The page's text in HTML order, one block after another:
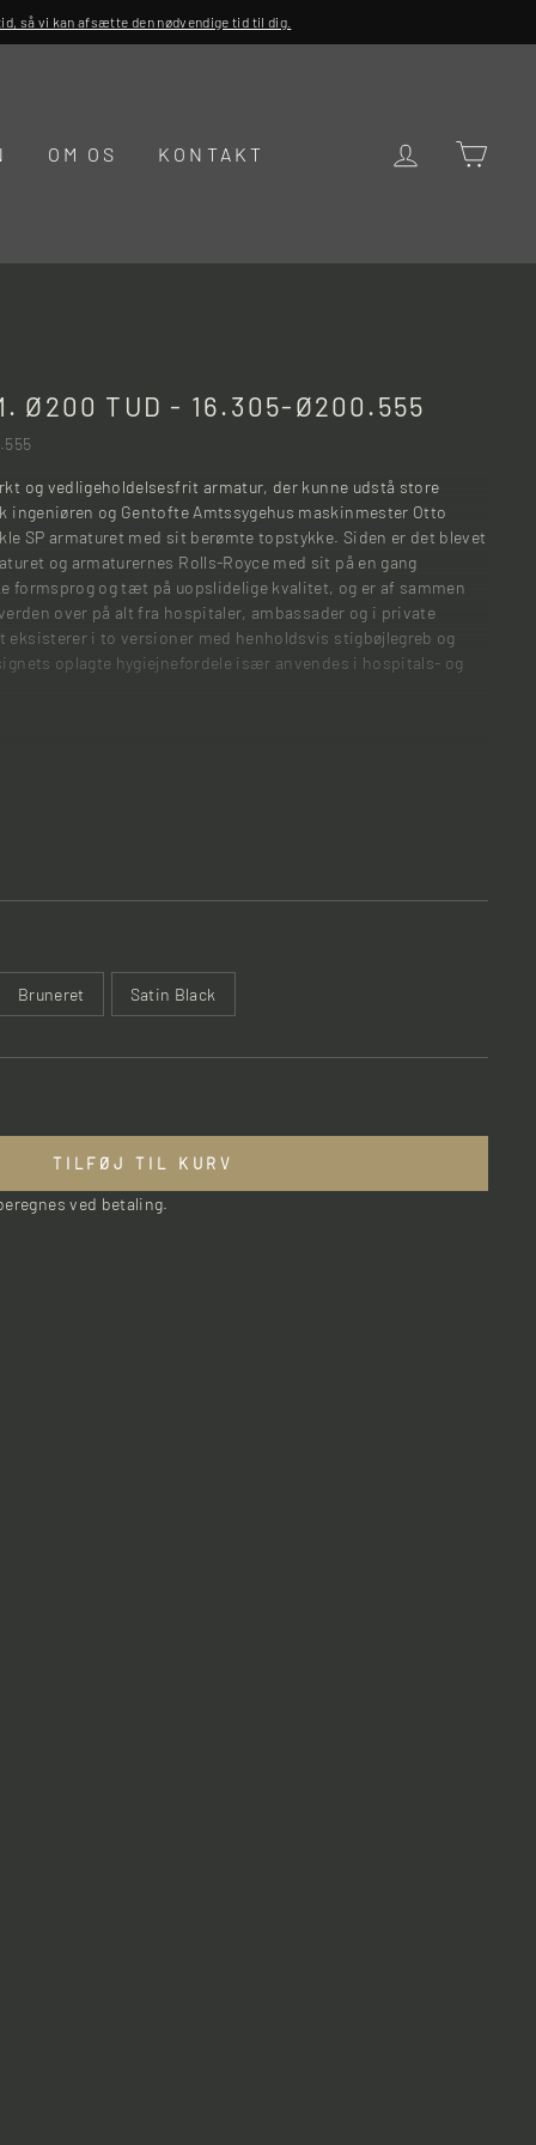
så vi kan afsætte den nødvendige tid til dig.
OM OS KONTAKT LOG IND
Ø200 TUD - 16.305-Ø200.555
og vedligeholdelsesfrit armatur, der kunne udstå store
ingeniøren og Gentofte Amtssygehus maskinmester Otto
SP armaturet med sit berømte topstykke. Siden er det blevet
og armaturernes Rolls-Royce med sit på en gang
formsprog og tæt på uopslidelige kvalitet, og er af sammen
over på alt fra hospitaler, ambassader og i private
eksisterer i to versioner med henholdsvis stigbøjlegreb og
oplagte hygiejnefordele især anvendes i hospitals- og
Bruneret Satin Black
TILFØJ TIL KURV
ved betaling.